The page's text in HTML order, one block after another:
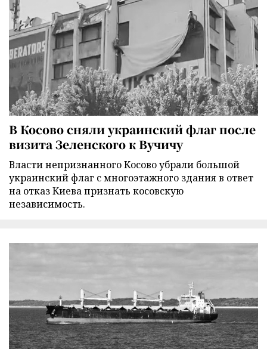
В Косово сняли украинский флаг после
визита Зеленского к Вучичу
Власти непризнанного Косово убрали большой
украинский флаг с многоэтажного здания в ответ
на отказ Киева признать косовскую
независимость.